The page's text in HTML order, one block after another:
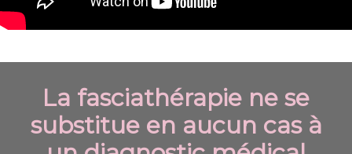
La fasciathérapie ne se
substitue en aucun cas à